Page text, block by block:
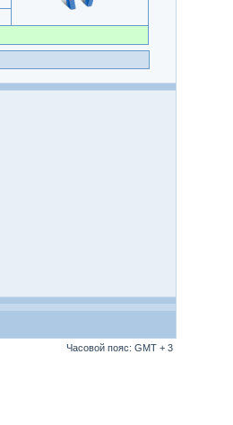
Часовой пояс: GMT + 3